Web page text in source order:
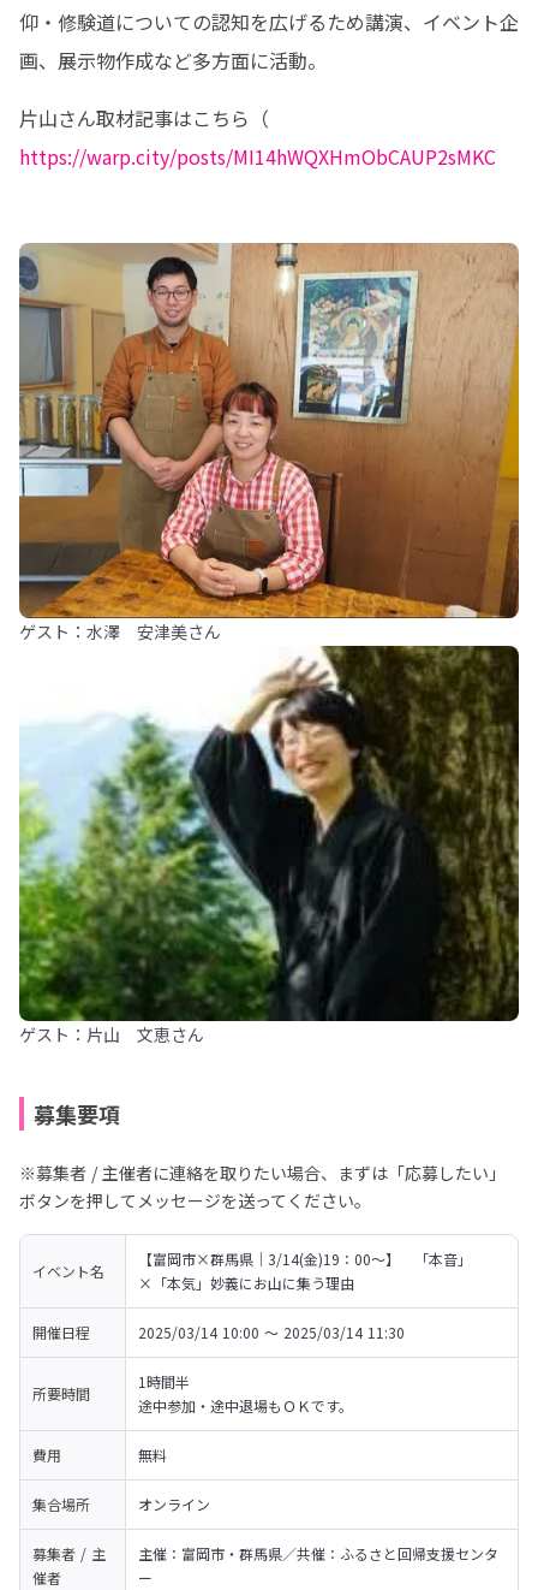
仰・修験道についての認知を広げるため講演、イベント企
画、展示物作成など多方面に活動。
片山さん取材記事はこちら（
https://warp.city/posts/MI14hWQXHmObCAUP2sMKC
ゲスト：水澤 安津美さん
ゲスト：片山 文恵さん
募集要項
※募集者 / 主催者に連絡を取りたい場合、まずは「応募したい」
ボタンを押してメッセージを送ってください。
イベント名
【富岡市×群馬県｜3/14(金)19：00～】　「本音」
×「本気」妙義にお山に集う理由
開催日程 2025/03/14 10:00 〜 2025/03/14 11:30
所要時間
1時間半
途中参加・途中退場もＯＫです。
費用 無料
集合場所 オンライン
募集者 / 主
催者
主催：富岡市・群馬県／共催：ふるさと回帰支援センタ
ー